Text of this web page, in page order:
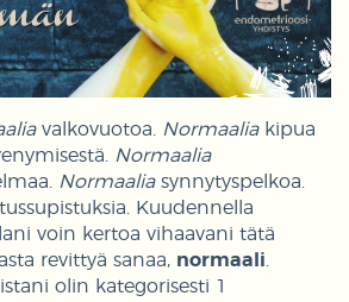
valkovuotoa. Normaaliakipua
Normaalia
Normaalia synnytyspelkoa.
Kuudennella
voin kertoa vihaavani tätä
revittyä sanaa, normaali
olin kategorisesti 1